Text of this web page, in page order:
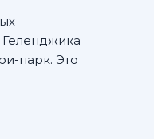
парк. Это